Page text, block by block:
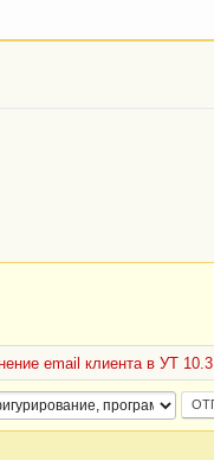
email клиента в УТ 10.3